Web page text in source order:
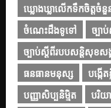
ឃ្លោងឃ្លាលើកទឹកចិត្ត
ចំណេះដឹងទូទៅ
ច្បា
ច្បាប់ស្ដីពីរបបសន្តិសុខស
ធនធានមនុស្ស
បង្កើ
បញ្ញាសិប្បនិម្មិត
បរិយ